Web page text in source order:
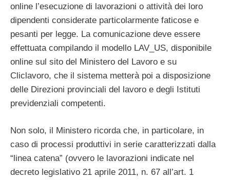
online l’esecuzione di lavorazioni o attività dei loro
dipendenti considerate particolarmente faticose e
pesanti per legge. La comunicazione deve essere
effettuata compilando il modello LAV_US, disponibile
online sul sito del Ministero del Lavoro e su
Cliclavoro, che il sistema metterà poi a disposizione
delle Direzioni provinciali del lavoro e degli Istituti
previdenziali competenti.
Non solo, il Ministero ricorda che, in particolare, in
caso di processi produttivi in serie caratterizzati dalla
“linea catena” (ovvero le lavorazioni indicate nel
decreto legislativo 21 aprile 2011, n. 67 all’art. 1